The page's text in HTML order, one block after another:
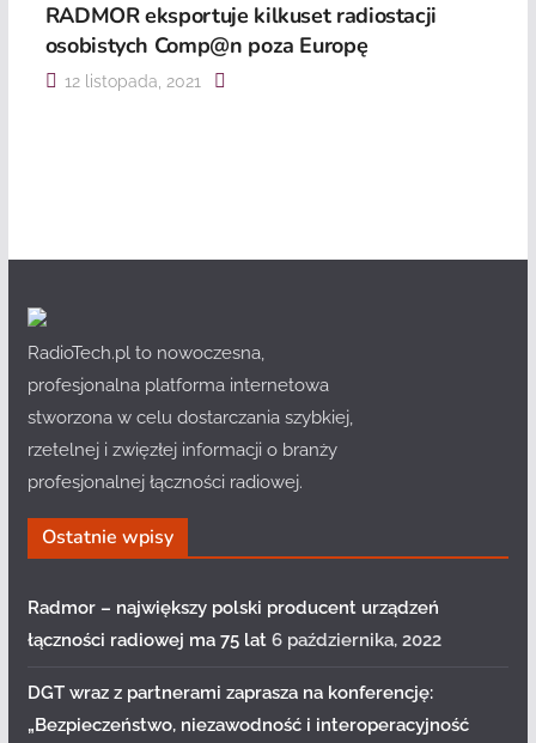
RADMOR eksportuje kilkuset radiostacji
osobistych Comp@n poza Europę
12 listopada, 2021
RadioTech.pl to nowoczesna,
profesjonalna platforma internetowa
stworzona w celu dostarczania szybkiej,
rzetelnej i zwięzłej informacji o branży
profesjonalnej łączności radiowej.
Ostatnie wpisy
Radmor – największy polski producent urządzeń
łączności radiowej ma 75 lat 6 października, 2022
DGT wraz z partnerami zaprasza na konferencję:
„Bezpieczeństwo, niezawodność i interoperacyjność